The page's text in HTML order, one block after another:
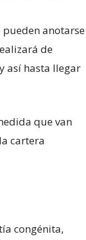
anotarse
de
así hasta llegar
que van
cartera
congénita,